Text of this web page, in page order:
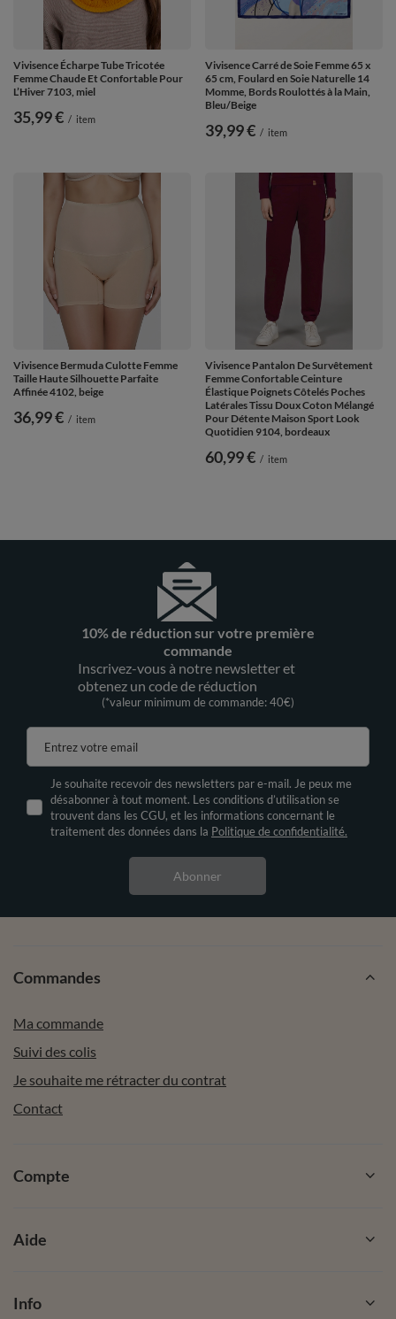
Vivisence Écharpe Tube Tricotée
Femme Chaude Et Confortable Pour
L’Hiver 7103, miel
35,99 € / item
Vivisence Carré de Soie Femme 65 x
65 cm, Foulard en Soie Naturelle 14
Momme, Bords Roulottés à la Main,
Bleu/Beige
39,99 € / item
Vivisence Bermuda Culotte Femme
Taille Haute Silhouette Parfaite
Affinée 4102, beige
36,99 € / item
Vivisence Pantalon De Survêtement
Femme Confortable Ceinture
Élastique Poignets Côtelés Poches
Latérales Tissu Doux Coton Mélangé
Pour Détente Maison Sport Look
Quotidien 9104, bordeaux
60,99 € / item
10% de réduction sur votre première
commande
Inscrivez-vous à notre newsletter et
obtenez un code de réduction
(*valeur minimum de commande: 40€)
Entrez votre email
Je souhaite recevoir des newsletters par e-mail. Je peux me
désabonner à tout moment. Les conditions d’utilisation se
trouvent dans les CGU, et les informations concernant le
traitement des données dans la Politique de confidentialité.
Abonner
Commandes
Ma commande
Suivi des colis
Je souhaite me rétracter du contrat
Contact
Compte
Aide
Info